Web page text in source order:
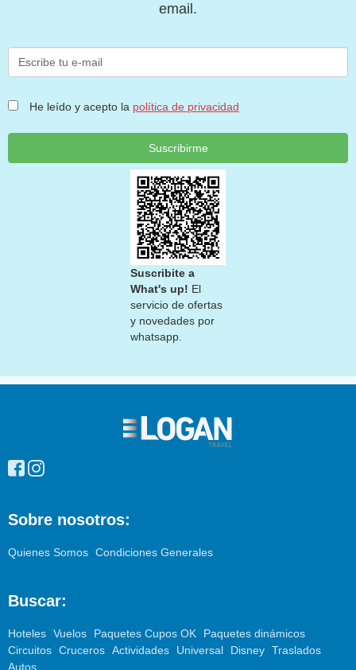
email.
mail
He leído y acepto la política de privacidad
Suscribirme
Suscribite a
What's up! El
servicio de ofertas
y novedades por
whatsapp.
de
Sobre nosotros:
Quienes Somos Condiciones Generales
Buscar:
Hoteles Vuelos Paquetes Cupos OK
Paquetes dinámicos
Circuitos Cruceros Actividades Universal Disney Traslados
Autos